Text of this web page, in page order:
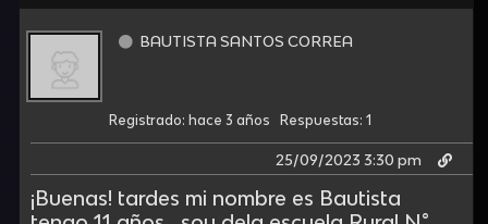
BAUTISTA SANTOS CORREA
Registrado: hace 3 años Respuestas: 1
25/09/2023 3:30 pm
¡Buenas! tardes mi nombre es Bautista